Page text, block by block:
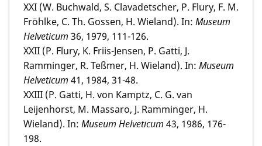
XXI (W. Buchwald, S. Clavadetscher, P. Flury, F. M.
Fröhlke, C. Th. Gossen, H. Wieland). In: Museum
Helveticum 36, 1979, 111-126.
XXII (P. Flury, K. Friis-Jensen, P. Gatti, J.
Ramminger, R. Teßmer, H. Wieland). In: Museum
Helveticum 41, 1984, 31-48.
XXIII (P. Gatti, H. von Kamptz, C. G. van
Leijenhorst, M. Massaro, J. Ramminger, H.
Wieland). In: Museum Helveticum 43, 1986, 176-
198.